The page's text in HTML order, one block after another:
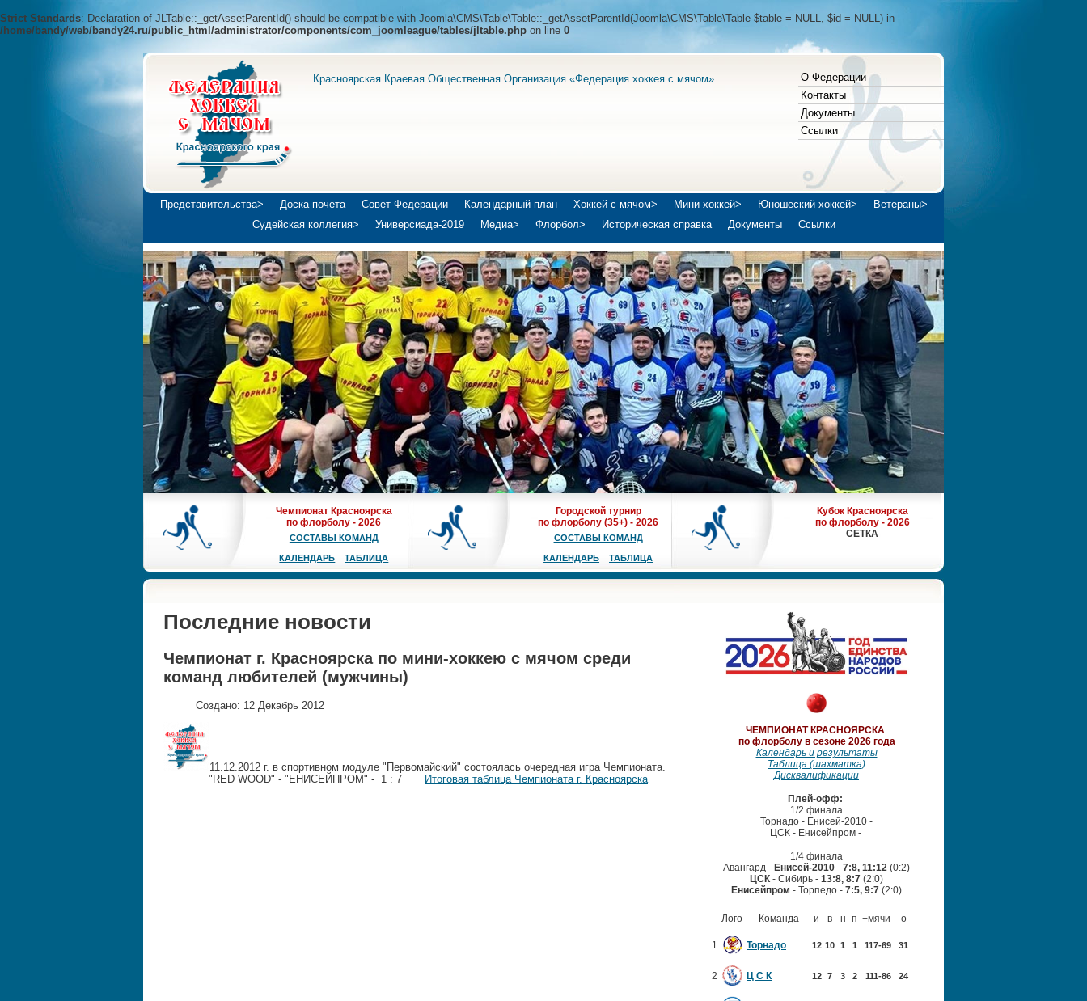
Strict Standards: Declaration of JLTable::_getAssetParentId() should be compatible with Joomla\CMS\Table\Table::_getAssetParentId(Joomla\CMS\Table\Table $table = NULL, $id = NULL) in
/home/bandy/web/bandy24.ru/public_html/administrator/components/com_joomleague/tables/jltable.php on line 0
О Федерации
Контакты
Документы
Ссылки
Красноярская Краевая Общественная Организация «Федерация хоккея с мячом»
Представительства> Доска почета Совет Федерации Календарный план Хоккей с мячом> Мини-хоккей> Юношеский хоккей>
Ветераны>
Судейская коллегия>
Универсиада-2019 Медиа> Флорбол> Историческая справка Документы Ссылки
Чемпионат Красноярска
по флорболу - 2026
СОСТАВЫ КОМАНД
КАЛЕНДАРЬ ТАБЛИЦА
Городской турнир
по флорболу (35+) - 2026
СОСТАВЫ КОМАНД
КАЛЕНДАРЬ ТАБЛИЦА
Кубок Красноярска
по флорболу - 2026
СЕТКА
Последние новости
Чемпионат г. Красноярска по мини-хоккею с мячом среди
команд любителей (мужчины)
Создано: 12 Декабрь 2012
11.12.2012 г. в спортивном модуле "Первомайский" состоялась очередная игра Чемпионата.
"RED WOOD" - "ЕНИСЕЙПРОМ" - 1 : 7
Итоговая таблица Чемпионата г. Красноярска
ЧЕМПИОНАТ КРАСНОЯРСКА
по флорболу в сезоне 2026 года
Календарь и результаты
Таблица (шахматка)
Дисквалификации
Плей-офф:
1/2 финала
Торнадо - Енисей-2010 -
ЦСК - Енисейпром-
1/4 финала
Авангард - Енисей-2010 - 7:8, 11:12 (0:2)
ЦСК - Сибирь - 13:8, 8:7 (2:0)
Енисейпром - Торпедо - 7:5, 9:7 (2:0)
Лого Команда и в н п +мячи- о
1 Торнадо 12 10 1 1 117-69 31
2 Ц С К 12 7 3 2 111-86 24